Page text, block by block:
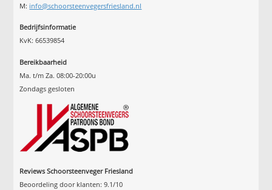
M: info@schoorsteenvegersfriesland.nl
Bedrijfsinformatie
KvK: 66539854
Bereikbaarheid
Ma. t/m Za. 08:00-20:00u
Zondags gesloten
Reviews Schoorsteenveger Friesland
Beoordeling door klanten:9.1/10